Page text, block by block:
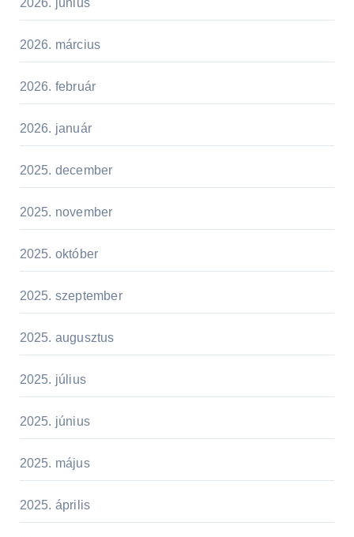
2026. március
2026. február
2026. január
2025. december
2025. november
2025. október
2025. szeptember
2025. augusztus
2025. július
2025. június
2025. május
2025. április